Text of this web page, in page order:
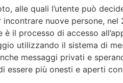
alle quali l’utente può
nuove persone,
è il processo di accesso
utilizzando il sistema di
messaggi privati e
essere più onesti e aperti